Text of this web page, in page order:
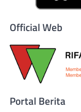
Official Web
Portal Berita